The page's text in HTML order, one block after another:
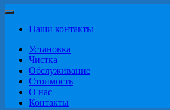
Наши контакты
Установка
Чистка
Обслуживание
Стоимость
О нас
Контакты